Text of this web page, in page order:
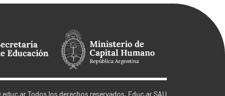
educ.arTodos los derechos reservados. Educ.ar SAU